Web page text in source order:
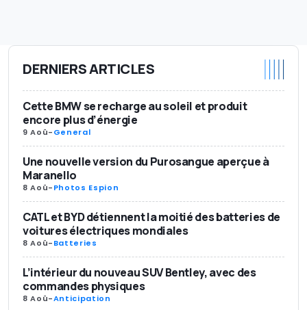
DERNIERS ARTICLES
Cette BMW se recharge au soleil et produit
encore plus d’énergie
9 Aoû-General
Une nouvelle version du Purosangue aperçue à
Maranello
8 Aoû-Photos Espion
CATL et BYD détiennent la moitié des batteries de
voitures électriques mondiales
8 Aoû-Batteries
L’intérieur du nouveau SUV Bentley, avec des
commandes physiques
8 Aoû-Anticipation